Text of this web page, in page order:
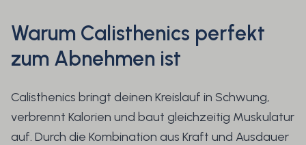
Warum Calisthenics perfekt
zum Abnehmen ist
Calisthenics bringt deinen Kreislauf in Schwung,
verbrennt Kalorien und baut gleichzeitig Muskulatur
auf. Durch die Kombination aus Kraft und Ausdauer